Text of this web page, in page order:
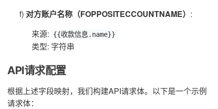
f) 对方账户名称（FOPPOSITECCOUNTNAME） :
来源:
{{收款信息.name}}
类型: 字符串
API请求配置
根据上述字段映射，我们构建API请求体。以下是一个示例
请求体：